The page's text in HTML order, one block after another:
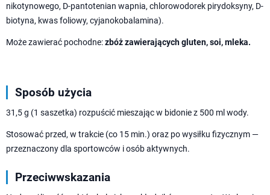
nikotynowego, D-pantotenian wapnia, chlorowodorek pirydoksyny, D-
biotyna, kwas foliowy, cyjanokobalamina).
Może zawierać pochodne:zbóż zawierających gluten, soi, mleka.
Sposób użycia
31,5 g (1 saszetka) rozpuścić mieszając w bidonie z 500 ml wody.
Stosować przed, w trakcie (co 15 min.) oraz po wysiłku fizycznym —
przeznaczony dla sportowców i osób aktywnych.
Przeciwwskazania